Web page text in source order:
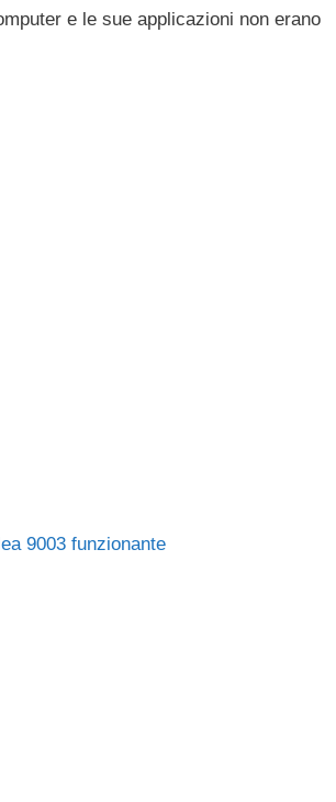
e le sue applicazioni non erano
9003 funzionante